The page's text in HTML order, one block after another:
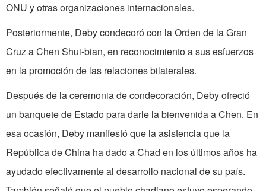
ONU y otras organizaciones internacionales.
Posteriormente, Deby condecoró con la Orden de la Gran
Cruz a Chen Shui-bian, en reconocimiento a sus esfuerzos
en la promoción de las relaciones bilaterales.
Después de la ceremonia de condecoración, Deby ofreció
un banquete de Estado para darle la bienvenida a Chen. En
esa ocasión, Deby manifestó que la asistencia que la
República de China ha dado a Chad en los últimos años ha
ayudado efectivamente al desarrollo nacional de su país.